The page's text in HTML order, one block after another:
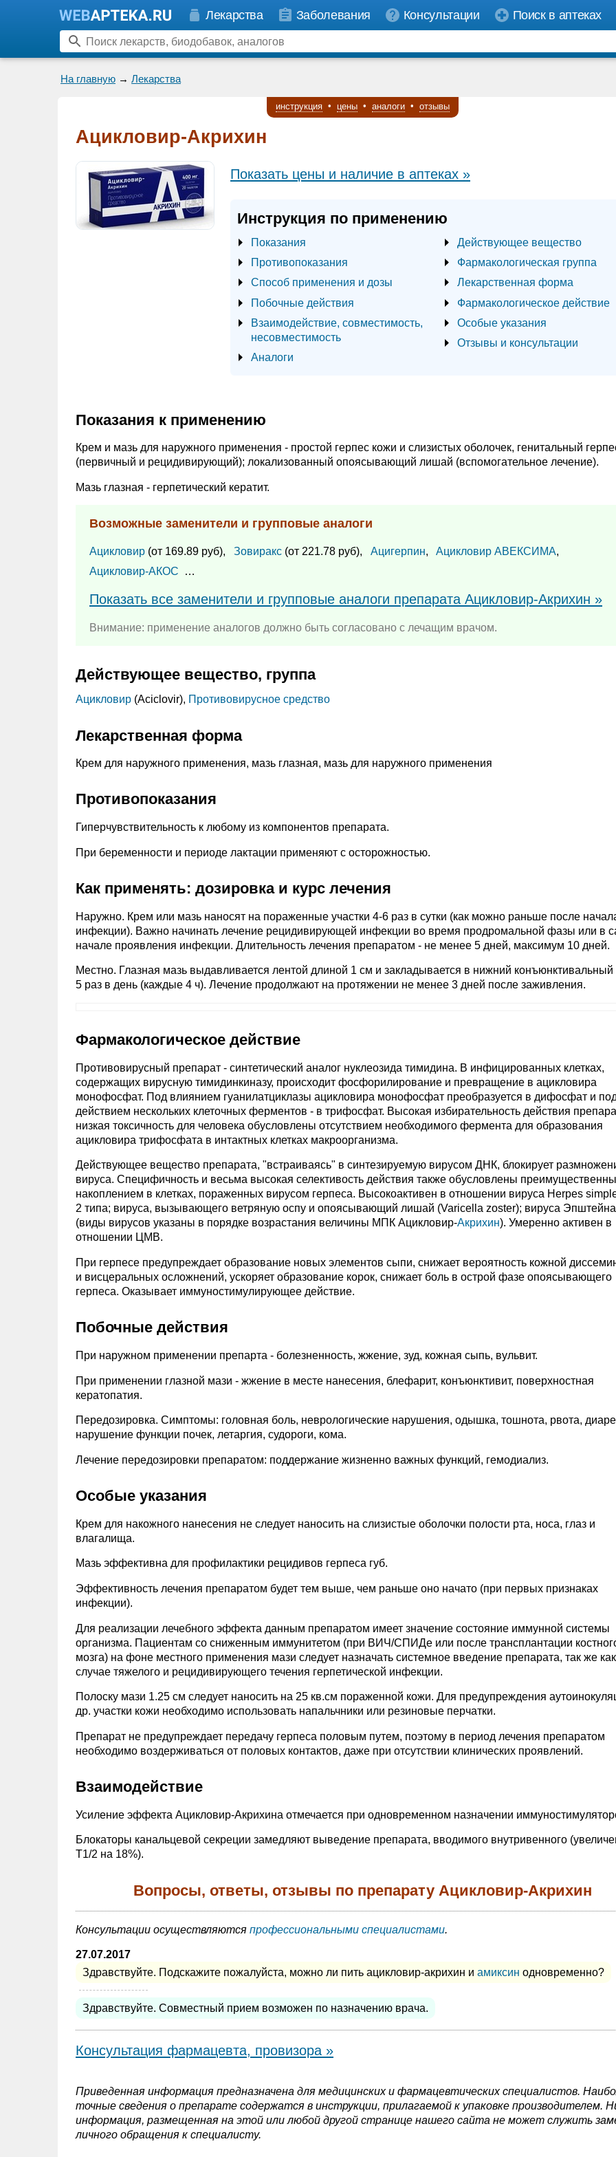
Лекарства Заболевания Консультации Поиск в аптеках
На главную → Лекарства
инструкция • цены • аналоги • отзывы
Ацикловир-Акрихин
Показать цены и наличие в аптеках »
Инструкция по применению
Показания
Противопоказания
Способ применения и дозы
Побочные действия
Взаимодействие, совместимость,
несовместимость
Аналоги
Действующее вещество
Фармакологическая группа
Лекарственная форма
Фармакологическое действие
Особые указания
Отзывы и консультации
Показания к применению
Крем и мазь для наружного применения - простой герпес кожи и слизистых оболочек, генитальный
(первичный и рецидивирующий); локализованный опоясывающий лишай (вспомогательное лечение).
Мазь глазная - герпетический кератит.
Возможные заменители и групповые аналоги
Ацикловир (от 169.89 руб), Зовиракс(от 221.78 руб), Ацигерпин, Ацикловир АВЕКСИМА,
Ацикловир-АКОС
…
Показать все заменители и групповые аналоги препарата Ацикловир-Акрихин »
Внимание: применение аналогов должно быть согласовано с лечащим врачом.
Действующее вещество, группа
Ацикловир (Aciclovir), Противовирусное средство
Лекарственная форма
Крем для наружного применения, мазь глазная, мазь для наружного применения
Противопоказания
Гиперчувствительность к любому из компонентов препарата.
При беременности и периоде лактации применяют с осторожностью.
Как применять: дозировка и курс лечения
Наружно. Крем или мазь наносят на пораженные участки 4-6 раз в сутки (как можно раньше после
инфекции). Важно начинать лечение рецидивирующей инфекции во время продромальной фазы или в
начале проявления инфекции. Длительность лечения препаратом - не менее 5 дней, максимум 10 дней.
Местно. Глазная мазь выдавливается лентой длиной 1 см и закладывается в нижний
5 раз в день (каждые 4 ч). Лечение продолжают на протяжении не менее 3 дней после заживления.
Фармакологическое действие
Противовирусный препарат - синтетический аналог нуклеозида тимидина. В инфицированных клетках,
содержащих вирусную тимидинкиназу, происходит фосфорилирование и превращение в ацикловира
монофосфат. Под влиянием гуанилатциклазы ацикловира монофосфат преобразуется в дифосфат и
действием нескольких клеточных ферментов - в трифосфат. Высокая избирательность действия
низкая токсичность для человека обусловлены отсутствием необходимого фермента для образования
ацикловира трифосфата в интактных клетках макроорганизма.
Действующее вещество препарата, "встраиваясь" в синтезируемую вирусом ДНК, блокирует
вируса. Специфичность и весьма высокая селективость действия также обусловлены
накоплением в клетках, пораженных вирусом герпеса. Высокоактивен в отношении вируса Herpes
2 типа; вируса, вызывающего ветряную оспу и опоясывающий лишай (Varicella zoster); вируса
(виды вирусов указаны в порядке возрастания величины МПК Ацикловир-Акрихин). Умеренно активен в
отношении ЦМВ.
При герпесе предупреждает образование новых элементов сыпи, снижает вероятность кожной
и висцеральных осложнений, ускоряет образование корок, снижает боль в острой фазе опоясывающего
герпеса. Оказывает иммуностимулирующее действие.
Побочные действия
При наружном применении препарта - болезненность, жжение, зуд, кожная сыпь, вульвит.
При применении глазной мази - жжение в месте нанесения, блефарит, конъюнктивит, поверхностная
кератопатия.
Передозировка. Симптомы: головная боль, неврологические нарушения, одышка, тошнота, рвота,
нарушение функции почек, летаргия, судороги, кома.
Лечение передозировки препаратом: поддержание жизненно важных функций, гемодиализ.
Особые указания
Крем для накожного нанесения не следует наносить на слизистые оболочки полости рта, носа, глаз и
влагалища.
Мазь эффективна для профилактики рецидивов герпеса губ.
Эффективность лечения препаратом будет тем выше, чем раньше оно начато (при первых признаках
инфекции).
Для реализации лечебного эффекта данным препаратом имеет значение состояние иммунной системы
организма. Пациентам со сниженным иммунитетом (при ВИЧ/СПИДе или после трансплантации
мозга) на фоне местного применения мази следует назначать системное введение препарата, так же
случае тяжелого и рецидивирующего течения герпетической инфекции.
Полоску мази 1.25 см следует наносить на 25 кв.см пораженной кожи. Для предупреждения
др. участки кожи необходимо использовать напальчники или резиновые перчатки.
Препарат не предупреждает передачу герпеса половым путем, поэтому в период лечения препаратом
необходимо воздерживаться от половых контактов, даже при отсутствии клинических проявлений.
Взаимодействие
Усиление эффекта Ацикловир-Акрихина отмечается при одновременном назначении
Блокаторы канальцевой секреции замедляют выведение препарата, вводимого внутривенного
T1/2 на 18%).
Вопросы, ответы, отзывы по препарату Ацикловир-Акрихин
Консультации осуществляются профессиональными специалистами.
27.07.2017
Здравствуйте. Подскажите пожалуйста, можно ли пить ацикловир-акрихин и амиксин одновременно?
Здравствуйте. Совместный прием возможен по назначению врача.
Консультация фармацевта, провизора »
Приведенная информация предназначена для медицинских и фармацевтических специалистов.
точные сведения о препарате содержатся в инструкции, прилагаемой к упаковке производителем.
информация, размещенная на этой или любой другой странице нашего сайта не может служить
личного обращения к специалисту.